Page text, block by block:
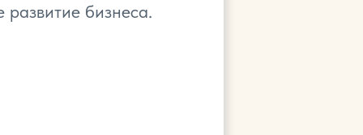
развитие бизнеса.